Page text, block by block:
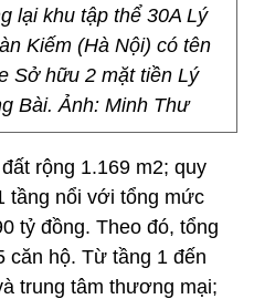
lại khu tập thể 30A Lý
Kiếm (Hà Nội) có tên
Sở hữu 2 mặt tiền Lý
Bài. Ảnh: Minh Thư
rộng 1.169 m2; quy
tầng nổi với tổng mức
tỷ đồng. Theo đó, tổng
căn hộ. Từ tầng 1 đến
trung tâm thương mại;